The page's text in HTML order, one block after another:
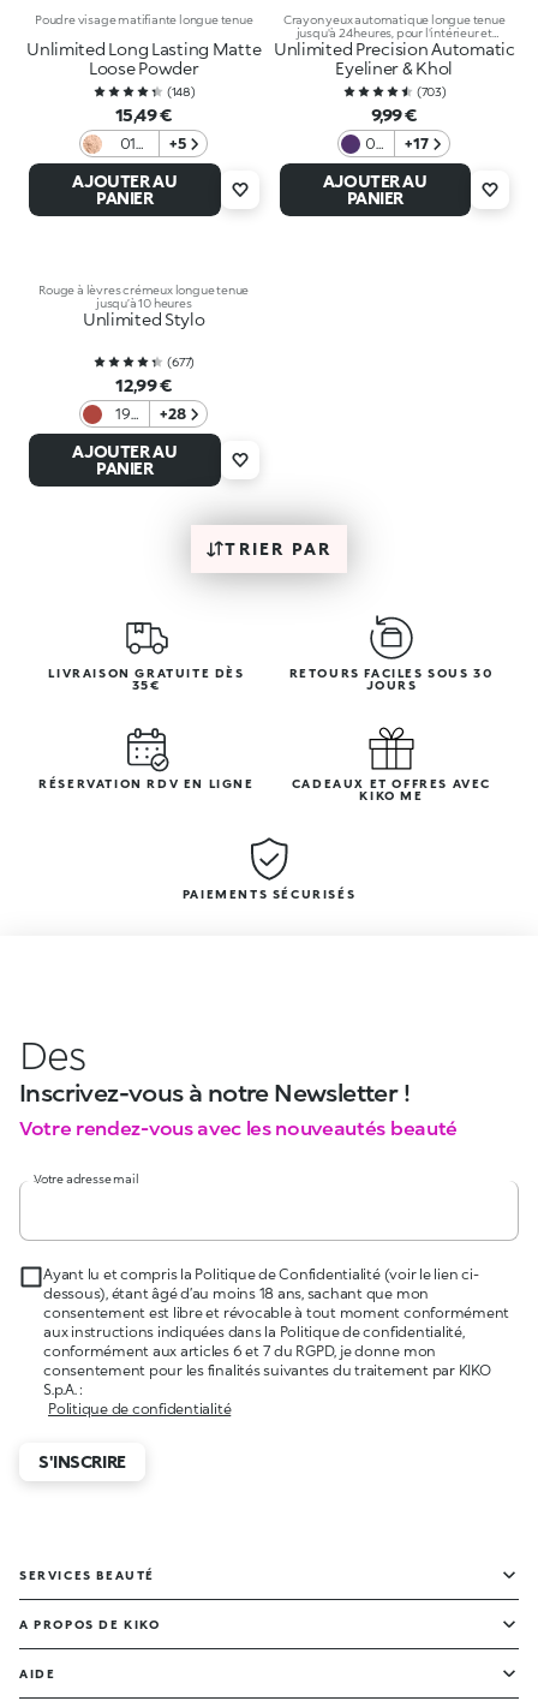
Poudre visage matifiante longue tenue
Unlimited Long Lasting Matte
Loose Powder
(148)
15,49 €
01
Peach
Rose
+5
AJOUTER AU
PANIER
Crayon yeux automatique longue tenue
jusqu'à 24 heures, pour l'intérieur et
l’extérieur de l’œil
Unlimited Precision Automatic
Eyeliner & Khol
(703)
9,99 €
05
Iris
+17
AJOUTER AU
PANIER
Rouge à lèvres crémeux longue tenue
jusqu’à 10 heures
Unlimited Stylo
(677)
12,99 €
19
Brick
Red
+28
AJOUTER AU
PANIER
TRIER PAR
LIVRAISON GRATUITE DÈS
35€
RETOURS FACILES SOUS 30
JOURS
RÉSERVATION RDV EN LIGNE
CADEAUX ET OFFRES AVEC
KIKO ME
PAIEMENTS SÉCURISÉS
Des
Inscrivez-vous à notre Newsletter !
Votre rendez-vous avec les nouveautés beauté
Votre adresse mail
Ayant lu et compris la Politique de Confidentialité (voir le lien ci-
dessous), étant âgé d’au moins 18 ans, sachant que mon
consentement est libre et révocable à tout moment conformément
aux instructions indiquées dans la Politique de confidentialité,
conformément aux articles 6 et 7 du RGPD, je donne mon
consentement pour les finalités suivantes du traitement par KIKO
S.p.A. :
Politique de confidentialité
S'INSCRIRE
SERVICES BEAUTÉ
A PROPOS DE KIKO
AIDE